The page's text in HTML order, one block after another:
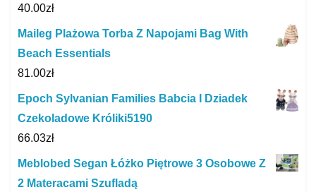
40.00zł
Maileg Plażowa Torba Z Napojami Bag With
Beach Essentials
81.00zł
Epoch Sylvanian Families Babcia I Dziadek
Czekoladowe Króliki5190
66.03zł
Meblobed Segan Łóżko Piętrowe 3 Osobowe Z
2 Materacami Szufladą